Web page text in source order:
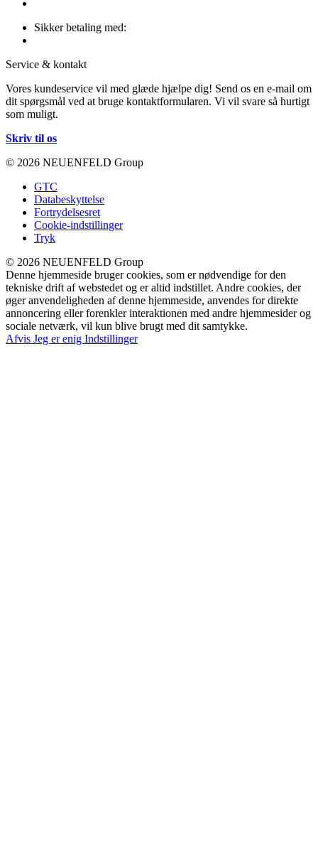
Sikker betaling med:
Service & kontakt
Vores kundeservice vil med glæde hjælpe dig! Send os en e-mail om
dit spørgsmål ved at bruge kontaktformularen. Vi vil svare så hurtigt
som muligt.
Skriv til os
© 2026 NEUENFELD Group
GTC
Databeskyttelse
Fortrydelsesret
Cookie-indstillinger
Tryk
© 2026 NEUENFELD Group
Denne hjemmeside bruger cookies, som er nødvendige for den
tekniske drift af webstedet og er altid indstillet. Andre cookies, der
øger anvendeligheden af denne hjemmeside, anvendes for direkte
annoncering eller forenkler interaktionen med andre hjemmesider og
sociale netværk, vil kun blive brugt med dit samtykke.
Afvis Jeg er enig Indstillinger